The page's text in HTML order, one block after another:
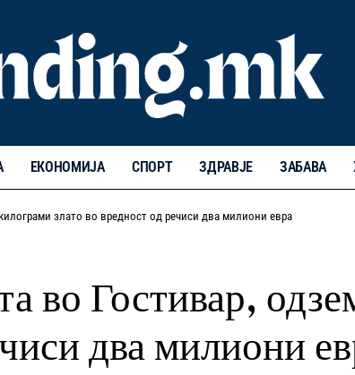
ЕКОНОМИЈА СПОРТ ЗДРАВЈЕ ЗАБАВА
злато во вредност од речиси два милиони евра
во Гостивар,
два милиони